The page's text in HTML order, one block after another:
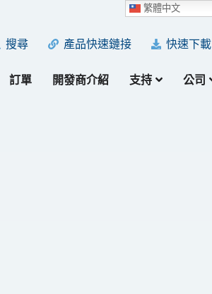
搜尋 產品快速鏈接 快速下載
訂單 開發商介紹 支持 公司
繁體中文